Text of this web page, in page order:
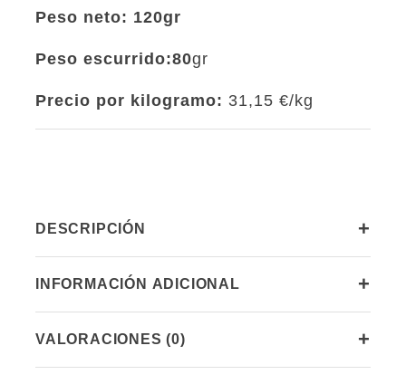
Peso neto: 120gr
Peso escurrido:80gr
Precio por kilogramo: 31,15 €/kg
DESCRIPCIÓN +
INFORMACIÓN ADICIONAL +
VALORACIONES (0) +